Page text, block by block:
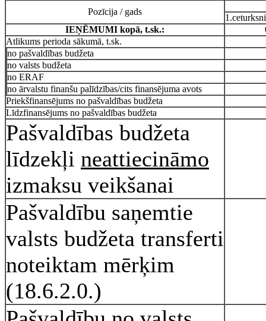
Pozīcija / gads
IEŅĒMUMI kopā, t.sk.:
Atlikums perioda sākumā, t.sk.
no pašvaldības budžeta
no valsts budžeta
no ERAF
no ārvalstu finanšu palīdzības/cits finansējuma avots
Priekšfinansējums no pašvaldības budžeta
Līdzfinansējums no pašvaldības budžeta
Pašvaldības budžeta
līdzekļi neattiecināmo
izmaksu veikšanai
Pašvaldību saņemtie
valsts budžeta transferti
noteiktam mērķim
(18.6.2.0.)